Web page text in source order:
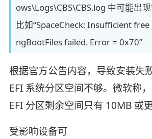
ows\Logs\CBS\CBS.log 中可能出现
比如“SpaceCheck: Insufficient free
ngBootFiles failed. Error = 0x70”
根据官方公告内容，导致安装失
EFI 系统分区空间不够。微软称
EFI 分区剩余空间只有 10MB 或
受影响设备可